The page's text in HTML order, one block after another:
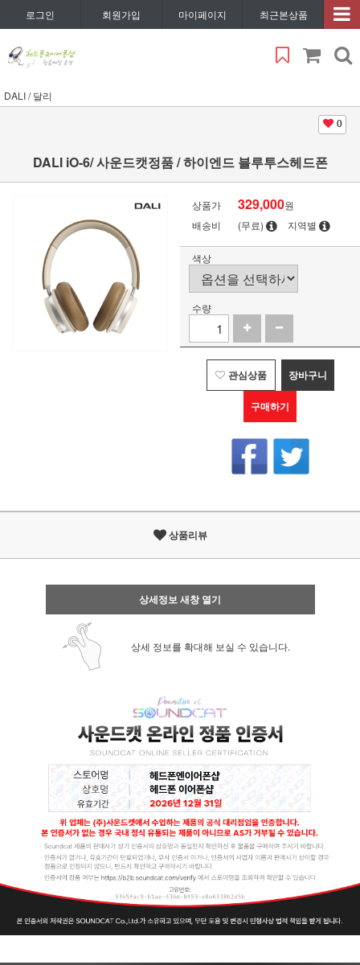
로그인 회원가입 마이페이지 최근본상품
DALI / 달리
0
DALI iO-6/ 사운드캣정품 / 하이엔드 블루투스헤드폰
상품가 329,000원
배송비
(무료) 지역별
색상
수량
관심상품 장바구니
구매하기
상품리뷰
상세정보 새창 열기
상세 정보를 확대해 보실 수 있습니다.